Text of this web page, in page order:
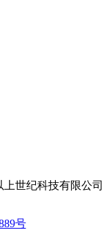
上世纪科技有限公司
号